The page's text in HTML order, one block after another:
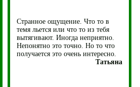
Странное ощущение. Что то в
темя льется или что то из тебя
вытягивают. Иногда неприятно.
Непонятно это точно. Но то что
получается это очень интересно.
Татьяна